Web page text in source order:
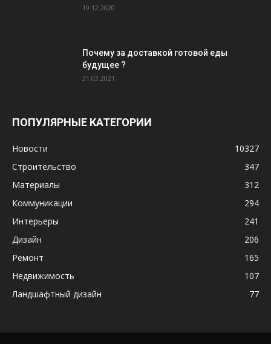
19.12.2020
Почему за доставкой готовой еды
будущее ?
31.03.2021
ПОПУЛЯРНЫЕ КАТЕГОРИИ
Новости
10327
Строительство
347
Материалы
312
Коммуникации
294
Интерьеры
241
Дизайн
206
Ремонт
165
Недвижимость
107
Ландшафтный дизайн
77